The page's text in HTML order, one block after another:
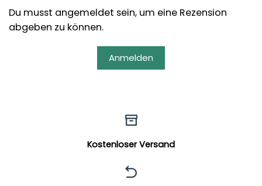
Du musst angemeldet sein, um eine Rezension
abgeben zu können.
Anmelden
Kostenloser Versand